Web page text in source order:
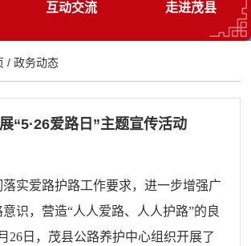
互动交流 走进茂县
/政务动态
“5·26爱路日”主题宣传活动
落实爱路护路工作要求，进一步增强广
识，营造“人人爱路、人人护路”的良
26日，茂县公路养护中心组织开展了